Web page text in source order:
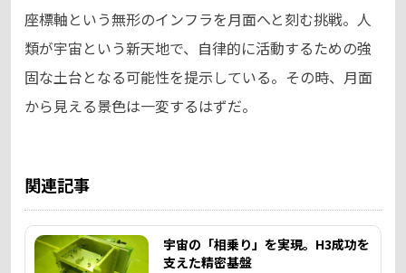
座標軸という無形のインフラを月面へと刻む挑戦。人
類が宇宙という新天地で、自律的に活動するための強
固な土台となる可能性を提示している。その時、月面
から見える景色は一変するはずだ。
関連記事
宇宙の「相乗り」を実現。H3成功を
支えた精密基盤